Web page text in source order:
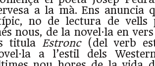
a la mà. Ens anuncia
no de lectura de vells
nous, de la novel·la en
titula Estronc (del verb
a l’estil dels